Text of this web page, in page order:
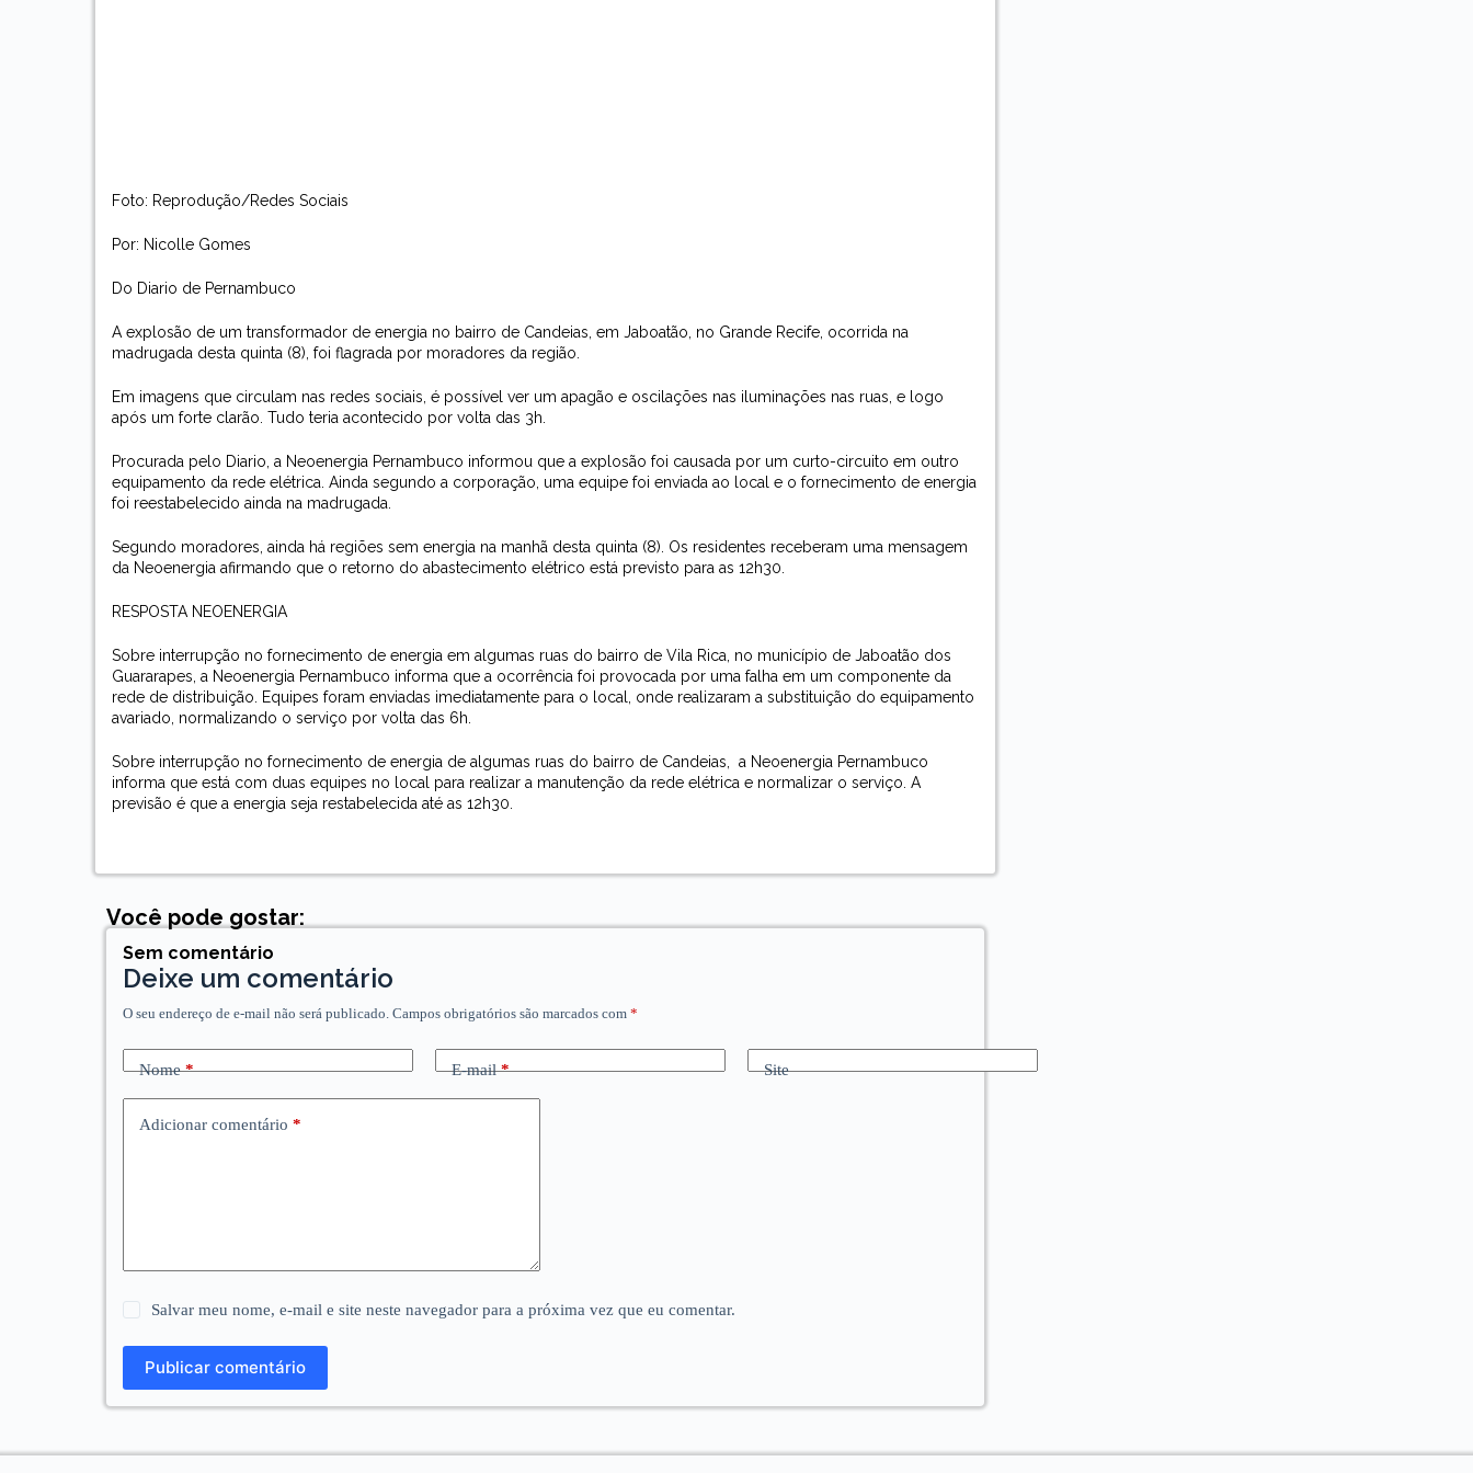
Foto: Reprodução/Redes Sociais
Por: Nicolle Gomes
Do Diario de Pernambuco
A explosão de um transformador de energia no bairro de Candeias, em Jaboatão, no Grande Recife, ocorrida na
madrugada desta quinta (8), foi flagrada por moradores da região.
Em imagens que circulam nas redes sociais, é possível ver um apagão e oscilações nas iluminações nas ruas, e logo
após um forte clarão. Tudo teria acontecido por volta das 3h.
Procurada pelo Diario, a Neoenergia Pernambuco informou que a explosão foi causada por um curto-circuito em outro
equipamento da rede elétrica. Ainda segundo a corporação, uma equipe foi enviada ao local e o fornecimento de energia
foi reestabelecido ainda na madrugada.
Segundo moradores, ainda há regiões sem energia na manhã desta quinta (8). Os residentes receberam uma mensagem
da Neoenergia afirmando que o retorno do abastecimento elétrico está previsto para as 12h30.
RESPOSTA NEOENERGIA
Sobre interrupção no fornecimento de energia em algumas ruas do bairro de Vila Rica, no município de Jaboatão dos
Guararapes, a Neoenergia Pernambuco informa que a ocorrência foi provocada por uma falha em um componente da
rede de distribuição. Equipes foram enviadas imediatamente para o local, onde realizaram a substituição do equipamento
avariado, normalizando o serviço por volta das 6h.
Sobre interrupção no fornecimento de energia de algumas ruas do bairro de Candeias,
a Neoenergia Pernambuco
informa que está com duas equipes no local para realizar a manutenção da rede elétrica e normalizar o serviço. A
previsão é que a energia seja restabelecida até as 12h30.
Você pode gostar:
Sem comentário
Deixe um comentário
O seu endereço de e-mail não será publicado. Campos obrigatórios são marcados com*
Nome* E-mail* Site
Adicionar comentário *
Salvar meu nome, e-mail e site neste navegador para a próxima vez que eu comentar.
Publicar comentário